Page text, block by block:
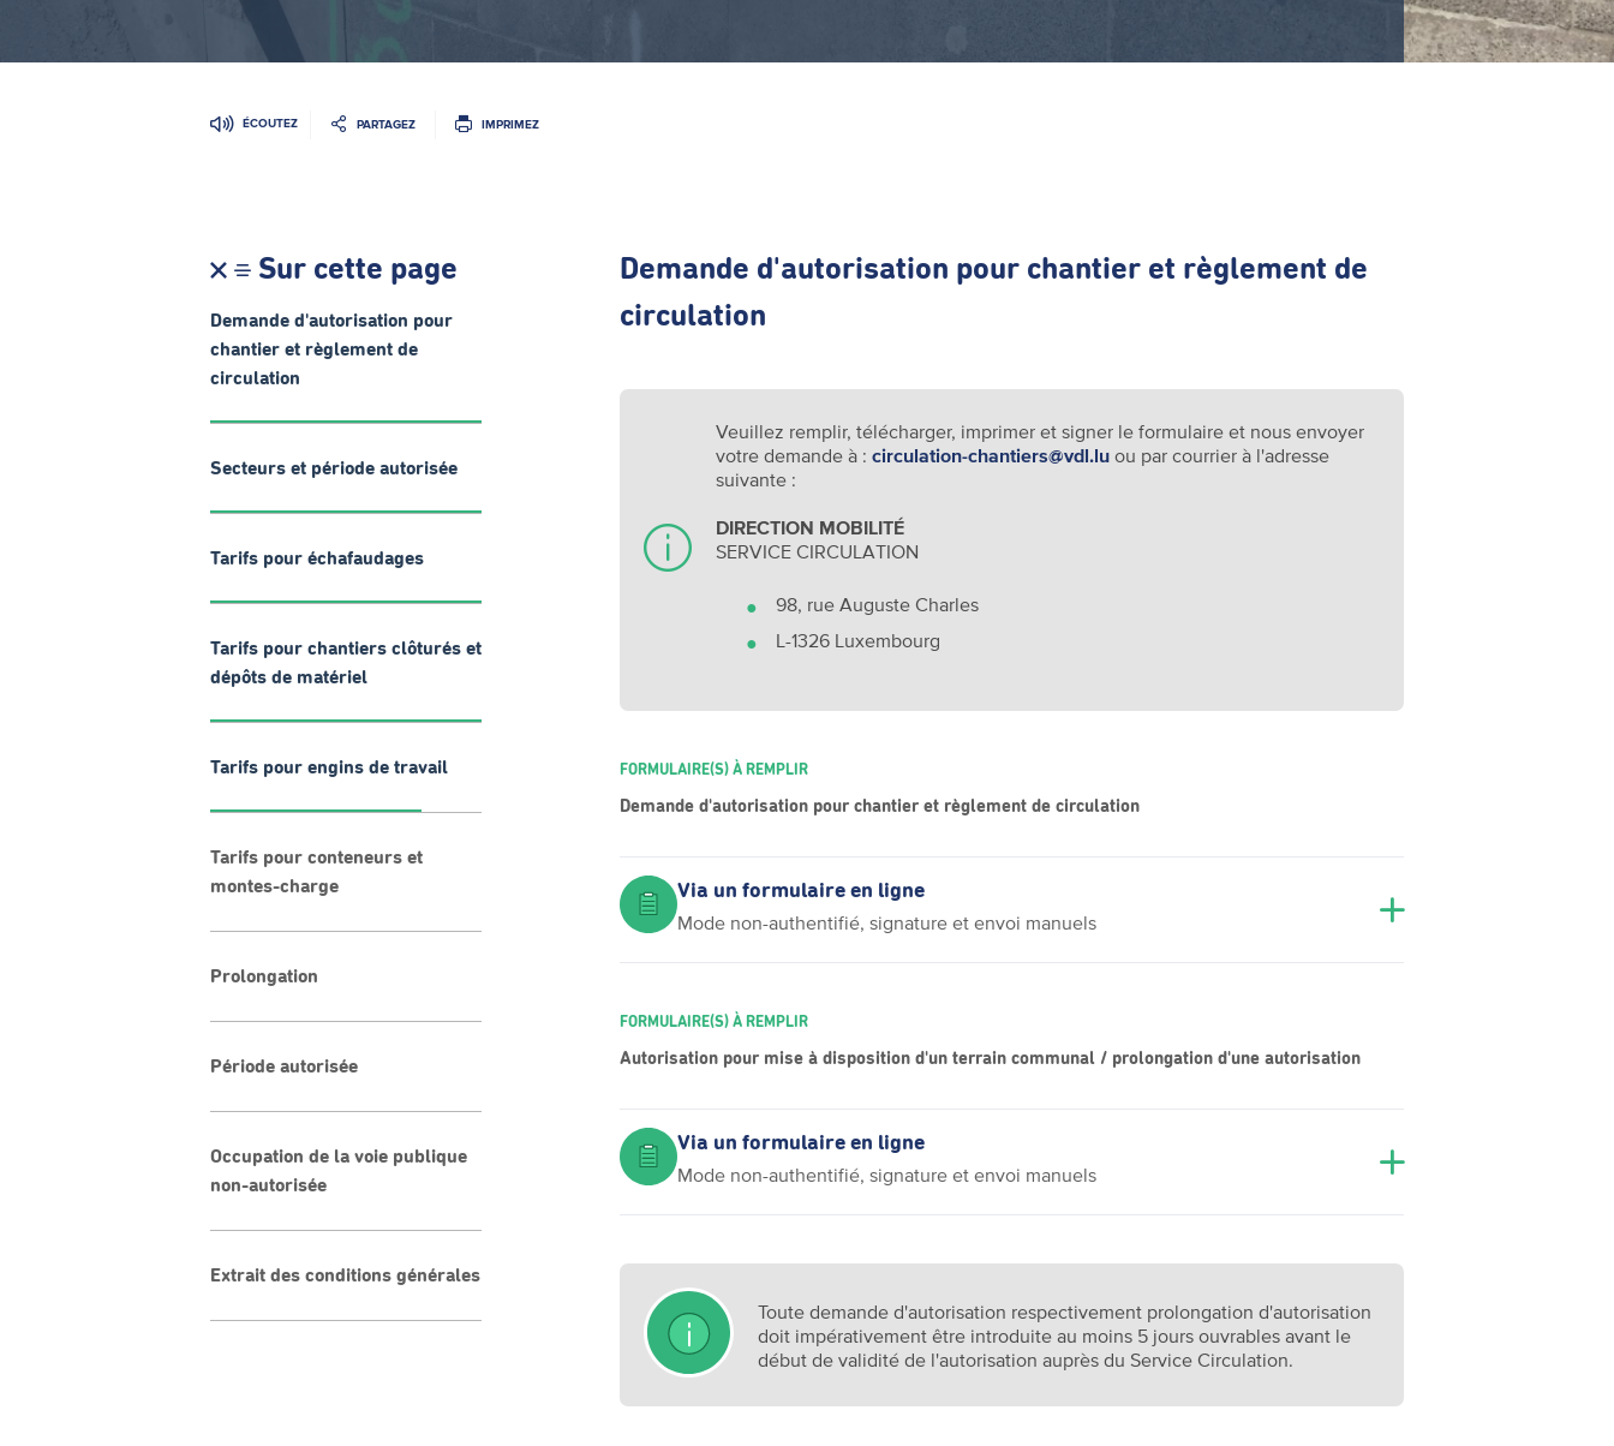
ÉCOUTEZ PARTAGEZ IMPRIMEZ
Sur cette page
Demande d'autorisation pour
chantier et règlement de
circulation
Secteurs et période autorisée
Tarifs pour échafaudages
Tarifs pour chantiers clôturés et
dépôts de matériel
Tarifs pour engins de travail
Tarifs pour conteneurs et
montes-charge
Prolongation
Période autorisée
Occupation de la voie publique
non-autorisée
Extrait des conditions générales
Demande d'autorisation pour chantier et règlement de
circulation
Veuillez remplir, télécharger, imprimer et signer le formulaire et nous envoyer
votre demande à :circulation-chantiers@vdl.luou par courrier à l'adresse
suivante :
DIRECTION MOBILITÉ
SERVICE CIRCULATION
98, rue Auguste Charles
L-1326 Luxembourg
FORMULAIRE(S) À REMPLIR
Demande d'autorisation pour chantier et règlement de circulation
Via un formulaire en ligne
Mode non-authentifié, signature et envoi manuels
FORMULAIRE(S) À REMPLIR
Autorisation pour mise à disposition d'un terrain communal / prolongation d'une autorisation
Via un formulaire en ligne
Mode non-authentifié, signature et envoi manuels
Toute demande d'autorisation respectivement prolongation d'autorisation
doit impérativement être introduite au moins 5 jours ouvrables avant le
début de validité de l'autorisation auprès du Service Circulation.